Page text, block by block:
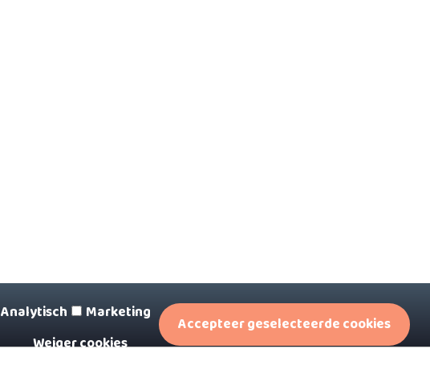
FAQPrivacystatementAlgemene voorwaarden
Analytisch Marketing
Accepteer geselecteerde cookies
Weiger cookies